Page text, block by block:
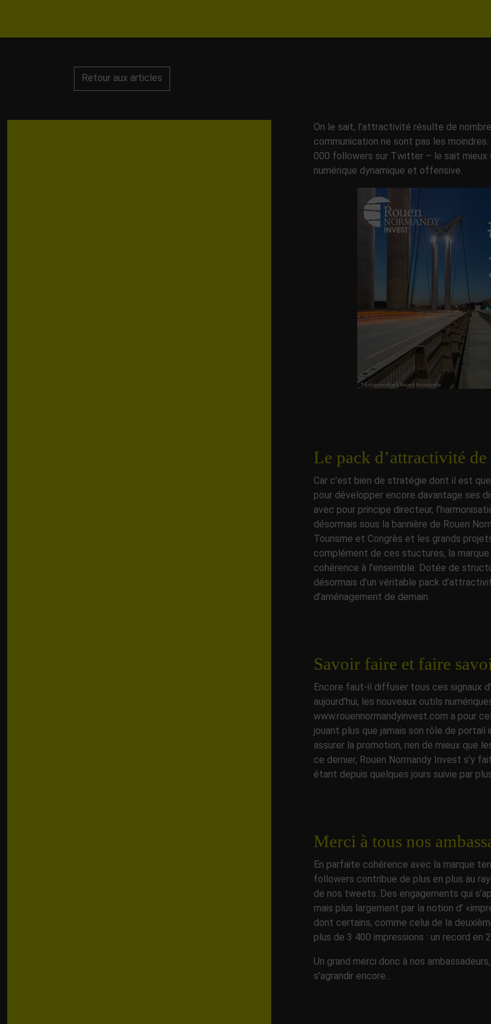
Retour aux articles
On le sait, l’attractivité résulte de
communication ne sont pas les
000 followers sur Twitter – le sait mieux
numérique dynamique et offensive.
Le pack d’attractivité
Car c’est bien de stratégie dont il est
pour développer encore davantage ses
avec pour principe directeur,
désormais sous la bannière de Rouen
Tourisme et Congrès et les grands
complément de ces stuctures, la
cohérence à l’ensemble. Dotée de
désormais d’un véritable pack
d’aménagement de demain.
Savoir faire et faire
Encore faut-il diffuser tous ces signaux
aujourd’hui, les nouveaux outils
www.rouennormandyinvest.com a pour
jouant plus que jamais son rôle de
assurer la promotion, rien de mieux que
ce dernier, Rouen Normandy Invest s’y
étant depuis quelques jours suivie par
Merci à tous nos
En parfaite cohérence avec la marque
followers contribue de plus en plus au
de nos tweets. Des engagements qui
mais plus largement par la notion d’
dont certains, comme celui de la
plus de 3 400 impressions : un record en
Un grand merci donc à nos
s’agrandir encore…